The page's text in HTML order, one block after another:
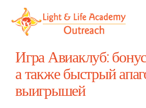
Игра Авиаклуб:
а также быстрый
выигрышей